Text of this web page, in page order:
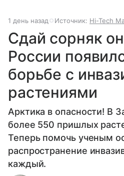
1 день назад Источник: Hi-Tech
Сдай сорняк
России
борьбе с
растениями
Арктика в опасности! В
более 550 пришлых
Теперь помочь ученым
распространение
каждый.